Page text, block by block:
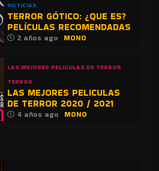
NOTICIAS
TERROR GÓTICO: ¿QUE ES?
PELÍCULAS RECOMENDADAS
2 años ago MONO
LAS MEJORES PELICULAS DE TERROR
TERROR
LAS MEJORES PELICULAS
DE TERROR 2020 / 2021
4 años ago MONO